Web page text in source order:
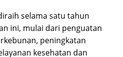
selama satu tahun
ini, mulai dari penguatan
peningkatan
kesehatan dan